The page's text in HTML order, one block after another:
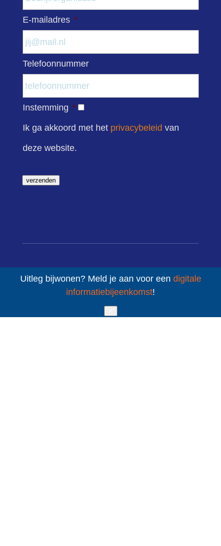
Uitleg bijwonen? Meld je aan voor een digitale
informatiebijeenkomst!
E-mailadres *
Telefoonnummer
Instemming *
Ik ga akkoord met het privacybeleid van
deze website.
verzenden